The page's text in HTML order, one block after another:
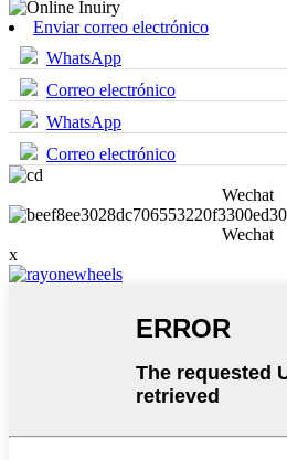
Enviar correo electrónico
WhatsApp
Correo electrónico
WhatsApp
Correo electrónico
Wechat
Wechat
x